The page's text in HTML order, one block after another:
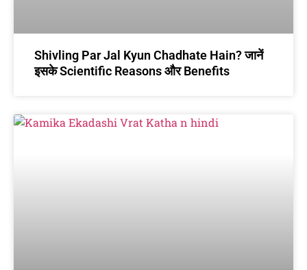
Shivling Par Jal Kyun Chadhate Hain? जानें
इसके Scientific Reasons और Benefits